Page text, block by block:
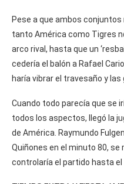
Pese a que ambos conjuntos
tanto América como Tigres
arco rival, hasta que un
cedería el balón a Rafael
haría vibrar el travesaño y
Cuando todo parecía que se
todos los aspectos, llegó la
de América. Raymundo
Quiñones en el minuto 80,
controlaría el partido hasta el